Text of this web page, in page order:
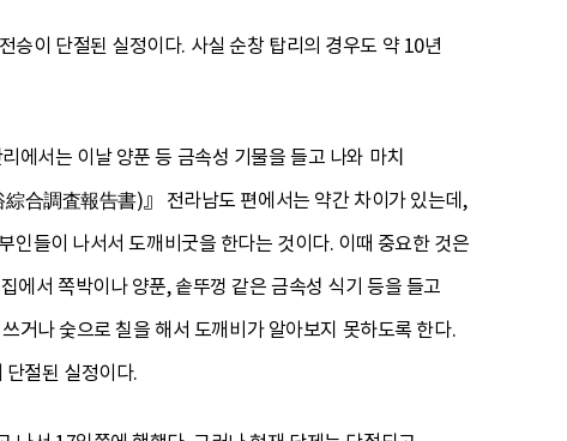
승이 단절된 실정이다. 사실 순창 탑리의 경우도 약 10년
에서는 이날 양푼 등 금속성 기물을 들고 나와 마치
合調査報告書)』 전라남도 편에서는 약간 차이가 있는데,
인들이 나서서 도깨비굿을 한다는 것이다. 이때 중요한 것은
에서 쪽박이나 양푼, 솥뚜껑 같은 금속성 식기 등을 들고
거나 숯으로 칠을 해서 도깨비가 알아보지 못하도록 한다.
절된 실정이다.